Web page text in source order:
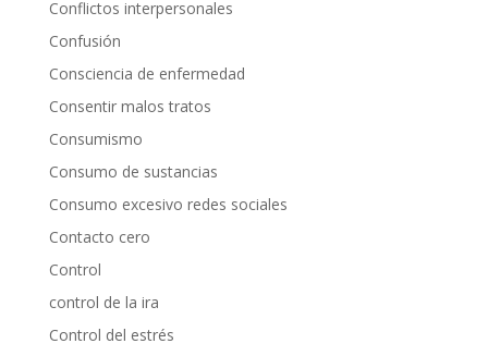
Conflictos interpersonales
Confusión
Consciencia de enfermedad
Consentir malos tratos
Consumismo
Consumo de sustancias
Consumo excesivo redes sociales
Contacto cero
Control
control de la ira
Control del estrés